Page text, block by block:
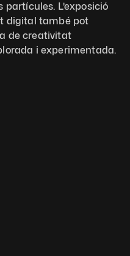
partícules. L’exposició
digital també pot
de creativitat
i experimentada.